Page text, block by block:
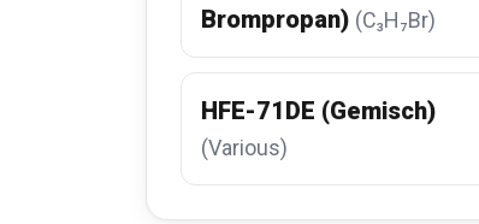
Brompropan) (C₃H₇Br)
HFE-71DE (Gemisch)
(Various)